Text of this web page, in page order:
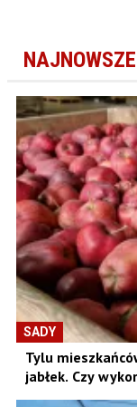
SADY
Tylu
jabłek. Czy